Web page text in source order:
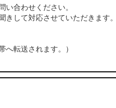
合わせください。
きして対応させていただきま
へ転送されます。）